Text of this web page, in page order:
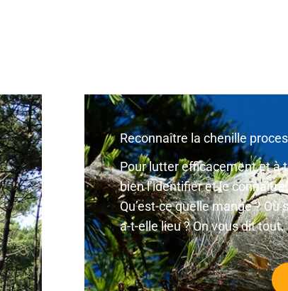
Reconnaître la chenille
Pour lutter efficacement et à
bien l’identifier et le connaître.
Qu’est-ce quelle mange ? Où
a-t-elle lieu ? On vous dit tout.